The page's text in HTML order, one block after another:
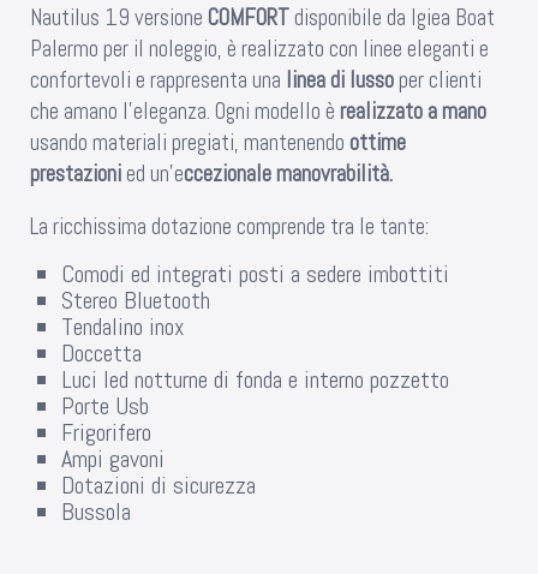
Nautilus 19 versione COMFORTdisponibile da Igiea Boat
Palermo per il noleggio, è realizzato con linee eleganti e
confortevoli e rappresenta una linea di lussoper clienti
che amano l’eleganza. Ogni modello è realizzato a mano
usando materiali pregiati, mantenendo ottime
prestazionied un’eccezionale manovrabilità.
La ricchissima dotazione comprende tra le tante:
Comodi ed integrati posti a sedere imbottiti
Stereo Bluetooth
Tendalino inox
Doccetta
Luci led notturne di fonda e interno pozzetto
Porte Usb
Frigorifero
Ampi gavoni
Dotazioni di sicurezza
Bussola